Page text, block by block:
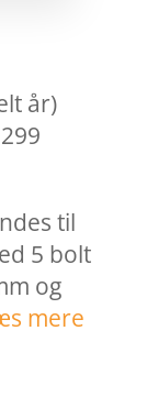
år)
til
5 bolt
og
mere